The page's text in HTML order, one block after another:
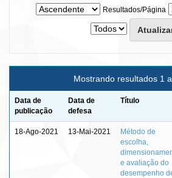
Resultados/Página
Mostrando resultados 1
Data de
publicação
Data de
defesa
Título
18-Ago-2021 13-Mai-2021
Método de
escolha,
e avaliação do
desempenho